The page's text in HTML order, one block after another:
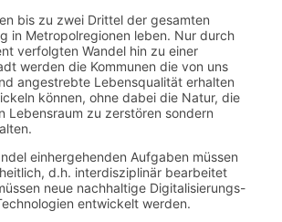
bis zu zwei Drittel der gesamten
in Metropolregionen leben. Nur durch
verfolgten Wandel hin zu einer
werden die Kommunen die von uns
angestrebte Lebensqualität erhalten
können, ohne dabei die Natur, die
Lebensraum zu zerstören sondern
einhergehenden Aufgaben müssen
d.h. interdisziplinär bearbeitet
neue nachhaltige Digitalisierungs-
entwickelt werden.